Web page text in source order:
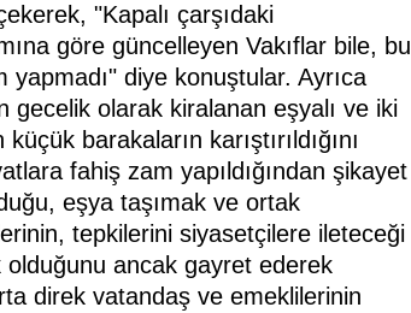
"Kapalı çarşıdaki
göre güncelleyen Vakıflar bile, bu
yapmadı" diye konuştular. Ayrıca
gecelik olarak kiralanan eşyalı ve iki
barakaların karıştırıldığını
fahiş zam yapıldığından şikayet
eşya taşımak ve ortak
tepkilerini siyasetçilere ileteceği
olduğunu ancak gayret ederek
direk vatandaş ve emeklilerinin